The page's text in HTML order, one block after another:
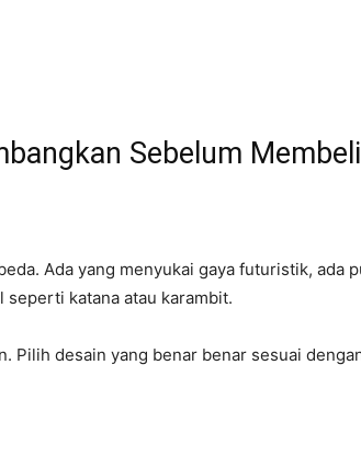
Sebelum Membeli
Ada yang menyukai gaya futuristik, ada
katana atau karambit.
Pilih desain yang benar benar sesuai